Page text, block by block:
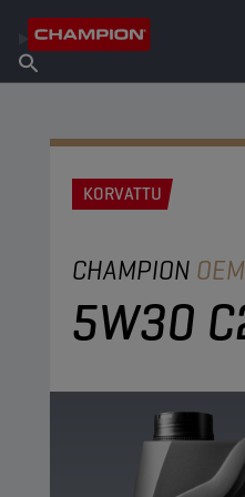
Tietoa Championista
Etsi myyntipiste
KORVATTU
CHAMPION
5W30